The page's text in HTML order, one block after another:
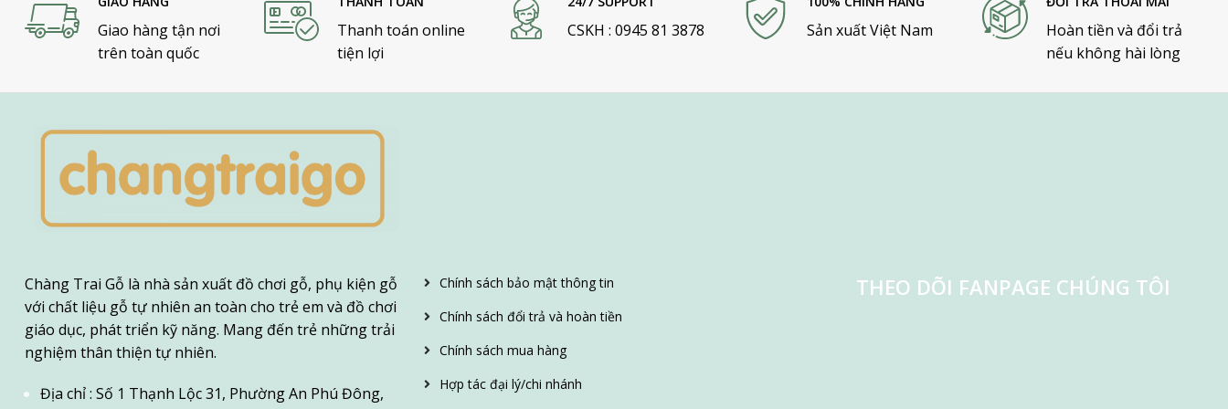
Giao hàng tận nơi
trên toàn quốc
Thanh toán online
tiện lợi
CSKH : 0945 81 3878 Sản xuất Việt Nam
Hoàn tiền và đổi trả
nếu không hài lòng
Chàng Trai Gỗ là nhà sản xuất đồ chơi gỗ, phụ kiện gỗ
với chất liệu gỗ tự nhiên an toàn cho trẻ em và đồ chơi
giáo dục, phát triển kỹ năng. Mang đến trẻ những trải
nghiệm thân thiện tự nhiên.
Địa chỉ : Số 1 Thạnh Lộc 31, Phường An Phú Đông,
Chính sách bảo mật thông tin
Chính sách đổi trả và hoàn tiền
Chính sách mua hàng
Hợp tác đại lý/chi nhánh
THEO DÕI FANPAGE CHÚNG TÔI